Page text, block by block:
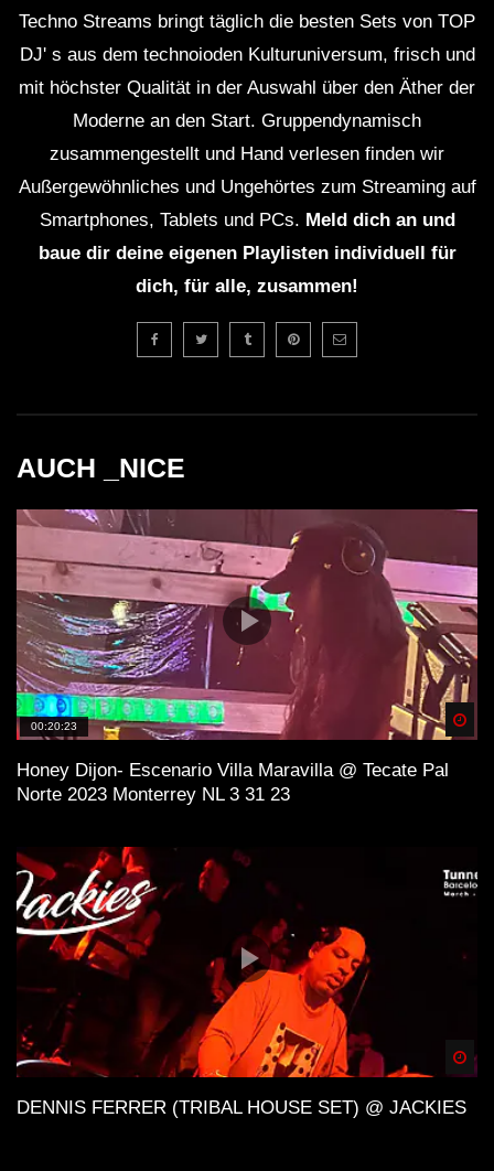
Techno Streams bringt täglich die besten Sets von TOP
DJ' s aus dem technoioden Kulturuniversum, frisch und
mit höchster Qualität in der Auswahl über den Äther der
Moderne an den Start. Gruppendynamisch
zusammengestellt und Hand verlesen finden wir
Außergewöhnliches und Ungehörtes zum Streaming auf
Smartphones, Tablets und PCs. Meld dich an und
baue dir deine eigenen Playlisten individuell für
dich, für alle, zusammen!
AUCH _NICE
00:20:23
Honey Dijon- Escenario Villa Maravilla @ Tecate Pal
Norte 2023 Monterrey NL 3 31 23
DENNIS FERRER (TRIBAL HOUSE SET) @ JACKIES